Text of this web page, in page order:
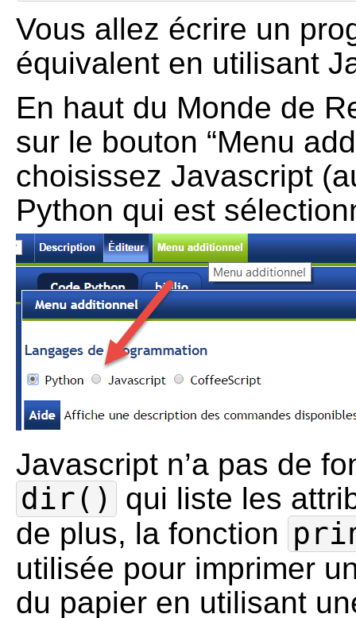
Vous allez écrire un
équivalent en utilisant
En haut du Monde de
sur le bouton “Menu
choisissez Javascript
Python qui est
Javascript n’a pas de
dir()
qui liste les
de plus, la fonction
utilisée pour imprimer
du papier en utilisant